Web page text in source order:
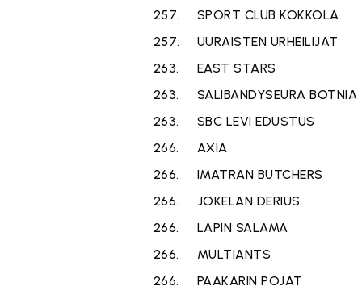
257.
SPORT CLUB KOKKOLA
257.
UURAISTEN URHEILIJAT
263.
EAST STARS
263.
SALIBANDYSEURA BOTNIA
263.
SBC LEVI EDUSTUS
266.
AXIA
266.
IMATRAN BUTCHERS
266.
JOKELAN DERIUS
266.
LAPIN SALAMA
266.
MULTIANTS
266.
PAAKARIN POJAT